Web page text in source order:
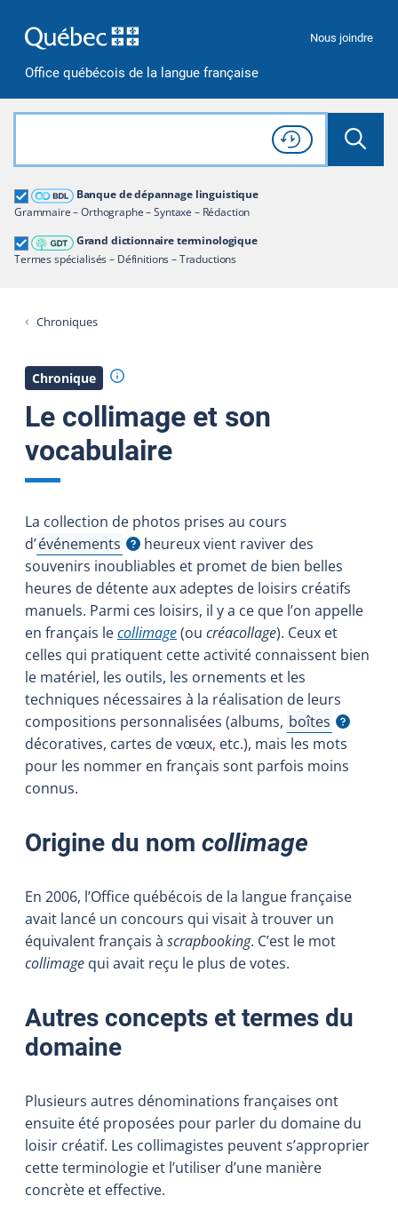
Office québécois de la langue française
Nous joindre
Rechercher dans tout le site
Lancer
Consulter l'
Historique
de recherche
Banque de dépannage linguistique
Grammaire – Orthographe – Syntaxe – Rédaction
Grand dictionnaire terminologique
Termes spécialisés – Définitions – Traductions
Grand dictionnaire terminologique
Restreindre aux termes
Chroniques
Chronique Afficher l'infobulle
Le collimage et son
vocabulaire
La collection de photos prises au cours
d’événements
Afficher l'infobulleheureux vient raviver des
souvenirs inoubliables et promet de bien belles
heures de détente aux adeptes de loisirs créatifs
manuels. Parmi ces loisirs, il y a ce que l’on appelle
en français lecollimage(ou créacollage). Ceux et
celles qui pratiquent cette activité connaissent bien
le matériel, les outils, les ornements et les
techniques nécessaires à la réalisation de leurs
compositions personnalisées (albums, boîtes
Afficher
décoratives, cartes de vœux, etc.), mais les mots
pour les nommer en français sont parfois moins
connus.
Origine du nom collimage
En 2006, l’Office québécois de la langue française
avait lancé un concours qui visait à trouver un
équivalent français à scrapbooking. C’est le mot
collimage qui avait reçu le plus de votes.
Autres concepts et termes du
domaine
Plusieurs autres dénominations françaises ont
ensuite été proposées pour parler du domaine du
loisir créatif. Les collimagistes peuvent s’approprier
cette terminologie et l’utiliser d’une manière
concrète et effective.